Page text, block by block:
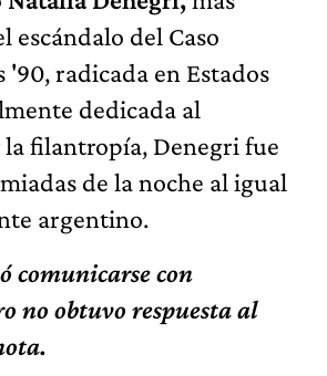
escándalo del Caso
'90, radicada en Estados
dedicada al
la filantropía, Denegri fue
de la noche al igual
argentino.
comunicarse con
no obtuvo respuesta al